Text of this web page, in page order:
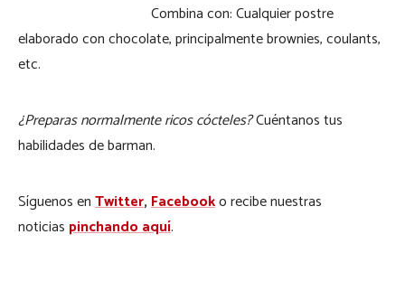
Combina con: Cualquier postre
elaborado con chocolate, principalmente brownies, coulants,
etc.
¿Preparas normalmente ricos cócteles?Cuéntanos tus
habilidades de barman.
Síguenos enTwitter,Facebooko recibe nuestras
noticias pinchando aquí.